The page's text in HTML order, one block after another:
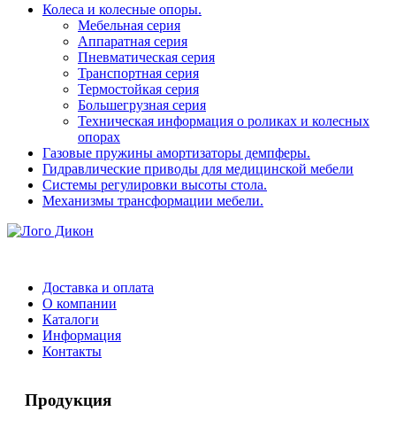
Колеса и колесные опоры.
Мебельная серия
Аппаратная серия
Пневматическая серия
Транспортная серия
Термостойкая серия
Большегрузная серия
Техническая информация о роликах и колесных
опорах
Газовые пружины амортизаторы демпферы.
Гидравлические приводы для медицинской мебели
Системы регулировки высоты стола.
Механизмы трансформации мебели.
Доставка и оплата
О компании
Каталоги
Информация
Контакты
Продукция